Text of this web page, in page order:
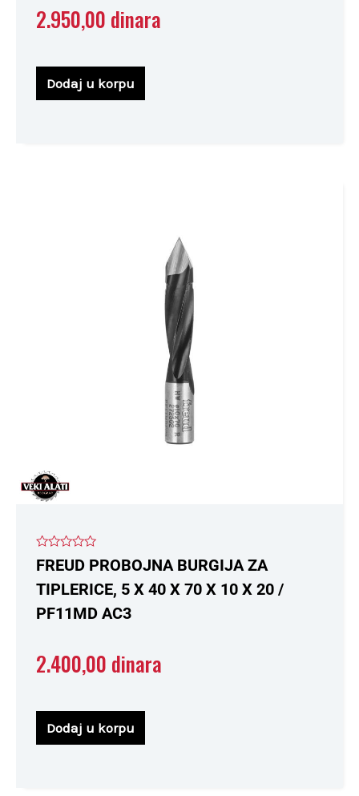
2.950,00 dinara
Dodaj u korpu
Ocenjeno
sa
FREUD PROBOJNA BURGIJA ZA
TIPLERICE, 5 X 40 X 70 X 10 X 20 /
PF11MD AC3
2.400,00 dinara
Dodaj u korpu